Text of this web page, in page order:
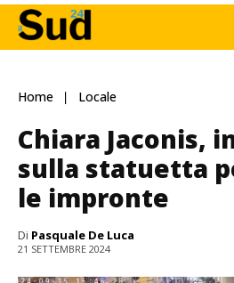
Home Locale
Chiara Jaconis,
sulla statuetta
le impronte
Di Pasquale De Luca
21 SETTEMBRE 2024